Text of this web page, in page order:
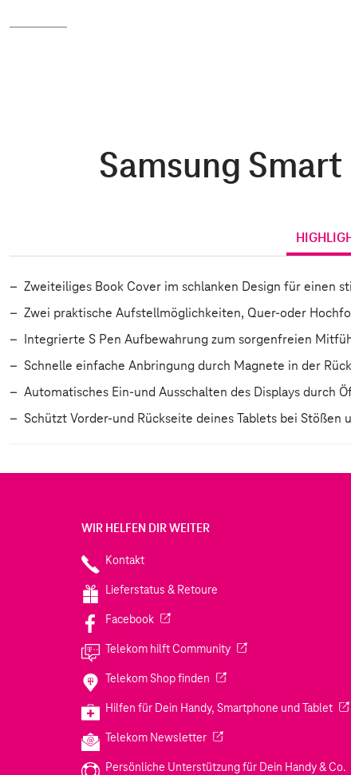
Samsung
Zweiteiliges Book Cover im schlanken Design für einen
Zwei praktische Aufstellmöglichkeiten, Quer-oder
Integrierte S Pen Aufbewahrung zum sorgenfreien
Schnelle einfache Anbringung durch Magnete in der
Automatisches Ein-und Ausschalten des Displays durch
Schützt Vorder-und Rückseite deines Tablets bei Stößen
WIR HELFEN DIR WEITER
Kontakt
Lieferstatus & Retoure
Facebook(Wird in einem neuen Tab geöffnet)
Telekom hilft Community(Wird in einem neuen
Telekom Shop finden (Wird in einem neuen Tab
Hilfen für Dein Handy, Smartphone und Tablet
Telekom Newsletter(Wird in einem neuen Tab
Persönliche Unterstützung für Dein Handy & Co.